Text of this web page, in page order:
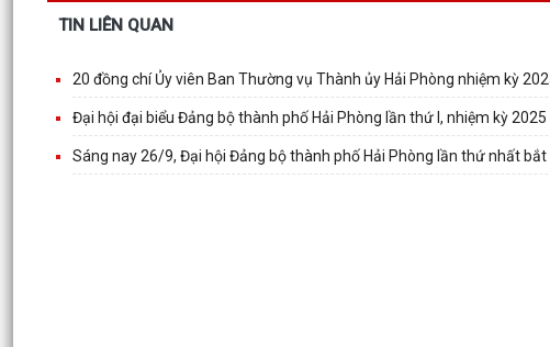
TIN LIÊN QUAN
20 đồng chí Ủy viên Ban Thường vụ Thành ủy Hải Phòng nhiệm kỳ
Đại hội đại biểu Đảng bộ thành phố Hải Phòng lần thứ I, nhiệm kỳ
Sáng nay 26/9, Đại hội Đảng bộ thành phố Hải Phòng lần thứ nhất